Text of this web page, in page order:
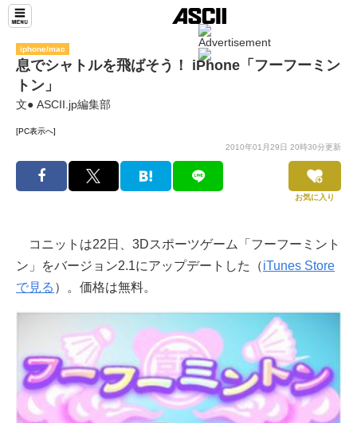
iphone/mac
息でシャトルを飛ばそう！ iPhone「フーフーミン
トン」
文● ASCII.jp編集部
[PC表示へ]
2010年01月29日 20時30分更新
お気に入り
コニットは22日、3Dスポーツゲーム「フーフーミント
ン」をバージョン2.1にアップデートした（iTunes Store
で見る ）。価格は無料。